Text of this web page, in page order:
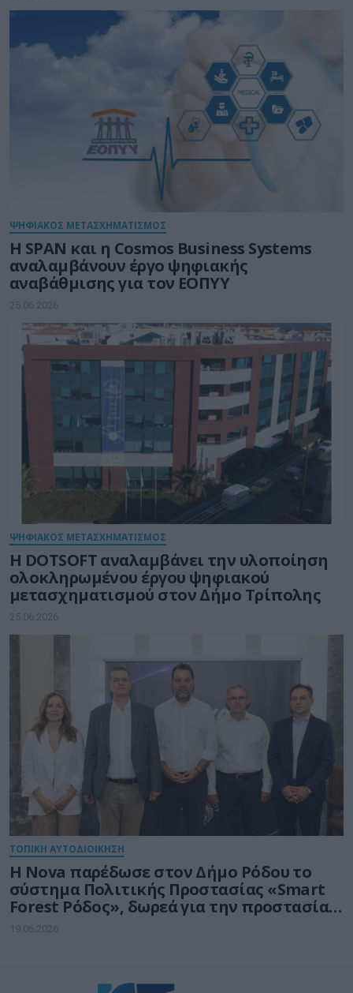
ΨΗΦΙΑΚΟΣ ΜΕΤΑΣΧΗΜΑΤΙΣΜΟΣ
Η SPAN και η Cosmos Business Systems
αναλαμβάνουν έργο ψηφιακής
αναβάθμισης για τον ΕΟΠΥΥ
25.06.2026
ΨΗΦΙΑΚΟΣ ΜΕΤΑΣΧΗΜΑΤΙΣΜΟΣ
Η DOTSOFT αναλαμβάνει την υλοποίηση
ολοκληρωμένου έργου ψηφιακού
μετασχηματισμού στον Δήμο Τρίπολης
25.06.2026
ΤΟΠΙΚΗ ΑΥΤΟΔΙΟΙΚΗΣΗ
Η Nova παρέδωσε στον Δήμο Ρόδου το
σύστημα Πολιτικής Προστασίας «Smart
Forest Ρόδος», δωρεά για την προστασία
και την ανθεκτικότητα του φυσικού
19.06.2026